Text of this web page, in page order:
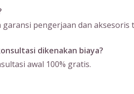
garansi pengerjaan dan aksesoris
dikenakan biaya?
awal 100% gratis.